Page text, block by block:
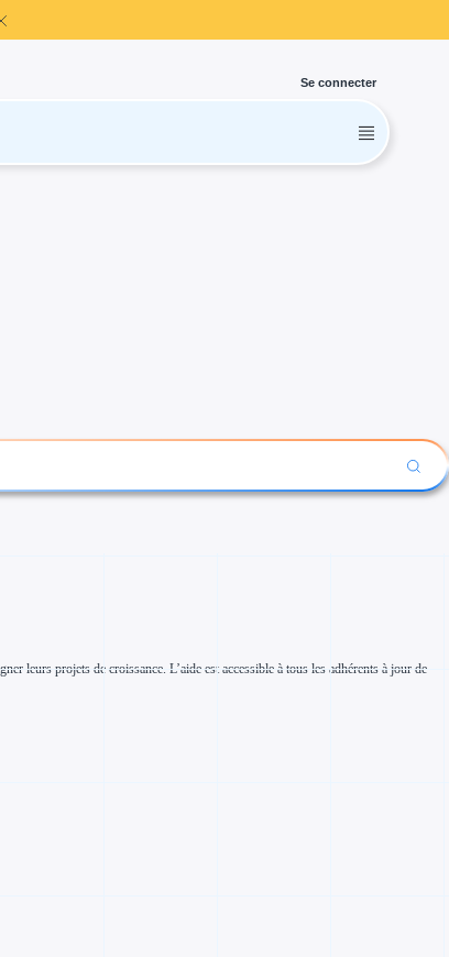
Se connecter
leurs projets de croissance. L’aide est accessible à tous les adhérents à jour de